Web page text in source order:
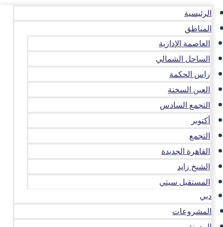
الرئيسية
المناطق
العاصمة الإدارية
الساحل الشمالي
راس الحكمة
العين السخنة
التجمع السادس
أكتوبر
التجمع
القاهرة الجديدة
الشيخ زايد
المستقبل سيتي
دبي
المشروعات